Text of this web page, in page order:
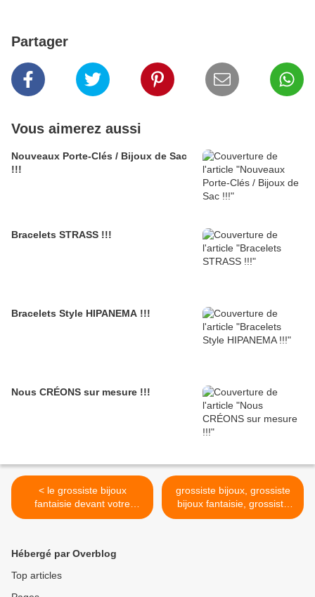
Partager
Vous aimerez aussi
Nouveaux Porte-Clés / Bijoux de Sac
!!!
Bracelets STRASS !!!
Bracelets Style HIPANEMA !!!
Nous CRÉONS sur mesure !!!
< le grossiste bijoux
fantaisie devant votre
magasin
grossiste bijoux, grossiste
bijoux fantaisie, grossiste
matériel présentation >
Hébergé par Overblog
Top articles